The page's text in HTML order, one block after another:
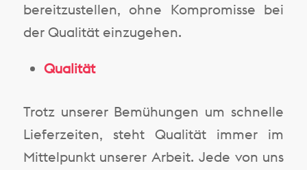
bereitzustellen, ohne Kompromisse bei
der Qualität einzugehen.
Qualität
Trotz unserer Bemühungen um schnelle
Lieferzeiten, steht Qualität immer im
Mittelpunkt unserer Arbeit. Jede von uns